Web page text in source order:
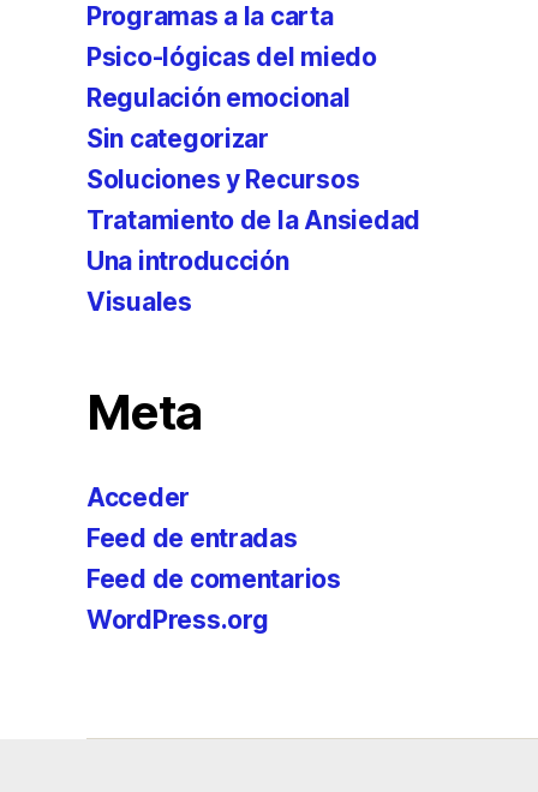
Programas a la carta
Psico-lógicas del miedo
Regulación emocional
Sin categorizar
Soluciones y Recursos
Tratamiento de la Ansiedad
Una introducción
Visuales
Meta
Acceder
Feed de entradas
Feed de comentarios
WordPress.org